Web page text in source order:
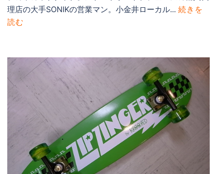
理店の大手SONIKの営業マン。小金井ローカル... 続きを
読む